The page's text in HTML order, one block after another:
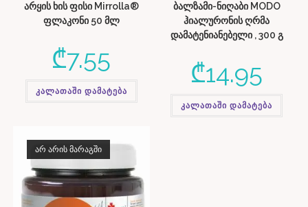
არყის ხის ფისი Mirrolla®
ფლაკონი 50 მლ
₾7.55
კალათაში დამატება
ბალზამი-ნიღაბი MODO
ჰიალურონის ღრმა
დამატენიანებელი , 300 გ
₾14.95
კალათაში დამატება
ᲐᲠ ᲐᲠᲘᲡ ᲛᲐᲠᲐᲒᲨᲘ